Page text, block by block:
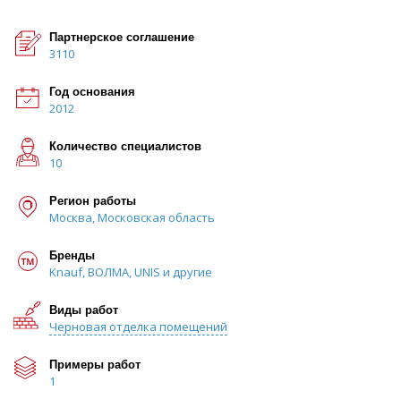
Партнерское соглашение
3110
Год основания
2012
Количество специалистов
10
Регион работы
Москва, Московская область
Бренды
Knauf, ВОЛМА, UNIS и другие
Виды работ
Черновая отделка помещений
Примеры работ
1